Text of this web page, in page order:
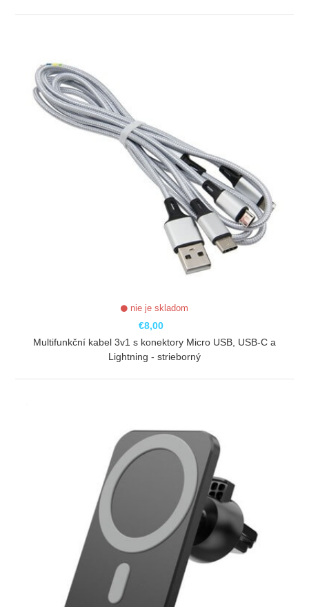
nie je skladom
€8,00
Multifunkční kabel 3v1 s konektory Micro USB, USB-C a
Lightning - strieborný